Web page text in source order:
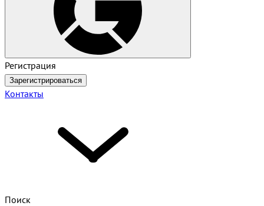
Регистрация
Зарегистрироваться
Контакты
Поиск